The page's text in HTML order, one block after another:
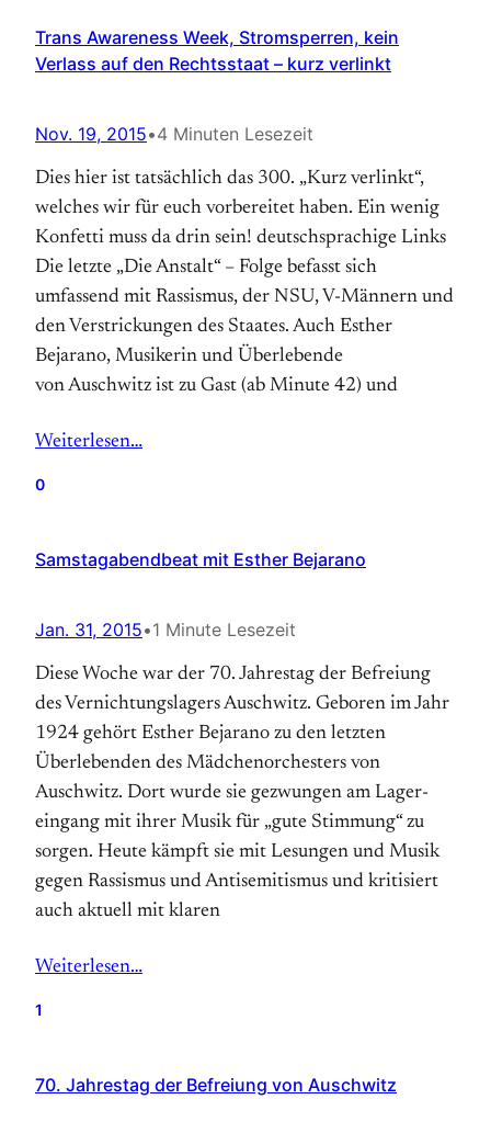
Trans Awareness Week, Stromsperren, kein
Verlass auf den Rechtsstaat – kurz verlinkt
Nov. 19, 2015•4 Minuten Lesezeit
Dies hier ist tatsächlich das 300. „Kurz verlinkt“,
welches wir für euch vorbereitet haben. Ein wenig
Konfetti muss da drin sein! deutschsprachige Links
Die letzte „Die Anstalt“ – Folge befasst sich
umfassend mit Rassismus, der NSU, V-Männern und
den Verstrickungen des Staates. Auch Esther
Bejarano, Musikerin und Überlebende
von Auschwitz ist zu Gast (ab Minute 42) und
Weiterlesen…
0
Samstagabendbeat mit Esther Bejarano
Jan. 31, 2015•1 Minute Lesezeit
Diese Woche war der 70. Jahrestag der Befreiung
des Vernichtungs­lagers Auschwitz. Geboren im Jahr
1924 gehört Esther Bejarano zu den letzten
Überlebenden des Mädchen­orchesters von
Auschwitz. Dort wurde sie gezwungen am Lager­
eingang mit ihrer Musik für „gute Stimmung“ zu
sorgen. Heute kämpft sie mit Lesungen und Musik
gegen Rassismus und Antisemitismus und kritisiert
auch aktuell mit klaren
Weiterlesen…
1
70. Jahrestag der Befreiung von Auschwitz